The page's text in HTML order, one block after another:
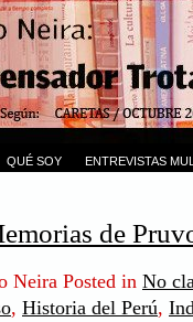
QUÉ SOY ENTREVISTAS
de
Neira Posted in No
, Historia del Perú,